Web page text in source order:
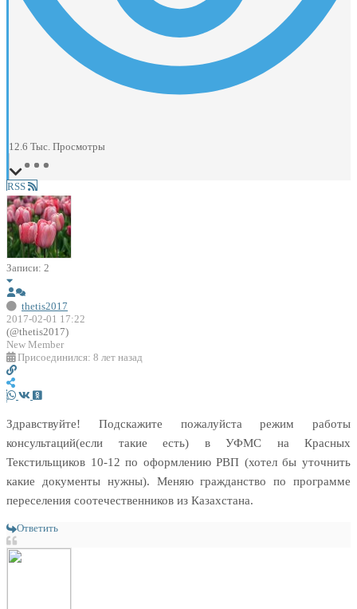
12.6 Тыс. Просмотры
RSS
Записи: 2
thetis2017
2017-02-01 17:22
(@thetis2017)
New Member
Присоединился: 8 лет назад
Здравствуйте! Подскажите пожалуйста режим работы
консультаций(если такие есть) в УФМС на Красных
Текстильщиков 10-12 по оформлению РВП (хотел бы уточнить
какие документы нужны). Меняю гражданство по программе
переселения соотечественников из Казахстана.
Ответить